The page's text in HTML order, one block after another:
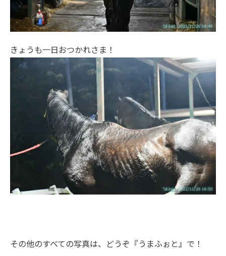
きょうも一日おつかれさま！
その他のすべての写真は、どうぞ 『うまふぉと』 で！